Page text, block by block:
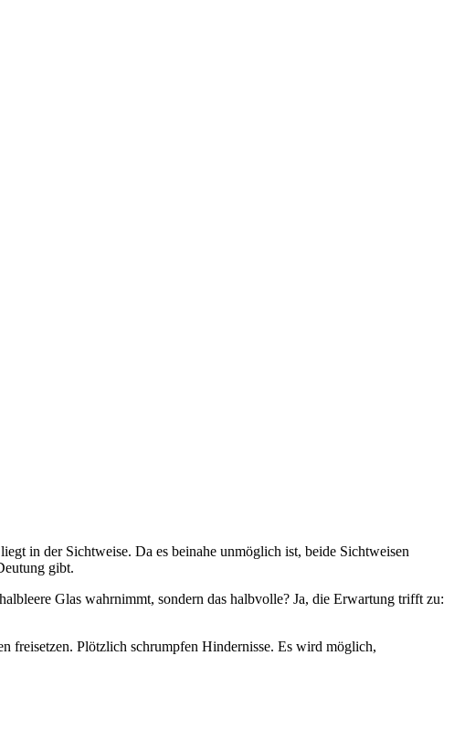
in der Sichtweise. Da es beinahe unmöglich ist, beide Sichtweisen
gibt.
Glas wahrnimmt, sondern das halbvolle? Ja, die Erwartung trifft zu:
freisetzen. Plötzlich schrumpfen Hindernisse. Es wird möglich,